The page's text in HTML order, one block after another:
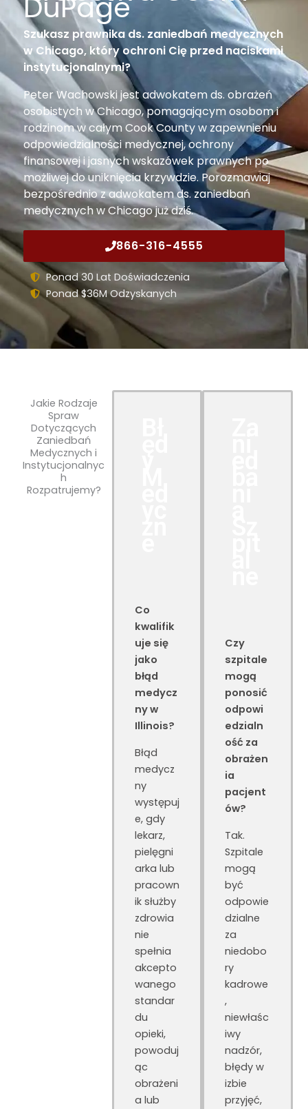
Szukasz prawnika ds. zaniedbań medycznych
w Chicago, który ochroni Cię przed naciskami
instytucjonalnymi?
Peter Wachowski jest adwokatem ds. obrażeń
osobistych w Chicago, pomagającym osobom i
rodzinom w całym Cook County w zapewnieniu
odpowiedzialności medycznej, ochrony
finansowej i jasnych wskazówek prawnych po
możliwej do uniknięcia krzywdzie. Porozmawiaj
bezpośrednio z adwokatem ds. zaniedbań
medycznych w Chicago już dziś.
866-316-4555
Ponad 30 Lat Doświadczenia
Ponad $36M Odzyskanych
Jakie Rodzaje
Spraw
Dotyczących
Zaniedbań
Medycznych i
Instytucjonalnyc
h
Rozpatrujemy?
Co
kwalifik
uje się
jako
błąd
medycz
ny w
Illinois?
Błąd
medycz
ny
występuj
e, gdy
lekarz,
pielęgni
arka lub
pracown
ik służby
zdrowia
nie
spełnia
akcepto
wanego
standar
du
opieki,
powoduj
ąc
obrażeni
a lub
Czy
szpitale
mogą
ponosić
odpowi
edzialn
ość za
obrażen
ia
pacjent
ów?
Tak.
Szpitale
mogą
być
odpowie
dzialne
za
niedobo
ry
kadrowe
,
niewłaśc
iwy
nadzór,
błędy w
izbie
przyjęć,